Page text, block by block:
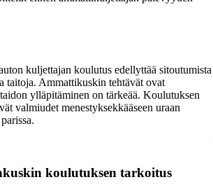
kuljettajan koulutus edellyttää sitoutumista
taitoja. Ammattikuskin tehtävät ovat
ylläpitäminen on tärkeää. Koulutuksen
valmiudet menestyksekkääseen uraan
koulutuksen tarkoitus